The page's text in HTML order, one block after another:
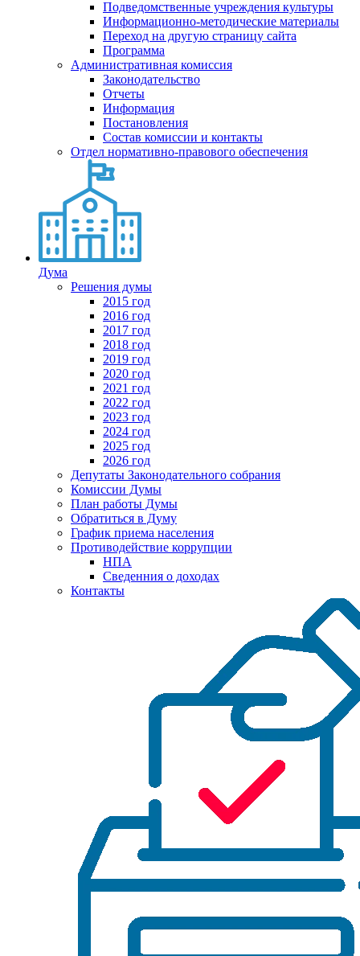
Подведомственные учреждения культуры
Информационно-методические материалы
Переход на другую страницу сайта
Программа
Административная комиссия
Законодательство
Отчеты
Информация
Постановления
Состав комиссии и контакты
Отдел нормативно-правового обеспечения
Дума
Решения думы
2015 год
2016 год
2017 год
2018 год
2019 год
2020 год
2021 год
2022 год
2023 год
2024 год
2025 год
2026 год
Депутаты Законодательного собрания
Комиссии Думы
План работы Думы
Обратиться в Думу
График приема населения
Противодействие коррупции
НПА
Сведенния о доходах
Контакты